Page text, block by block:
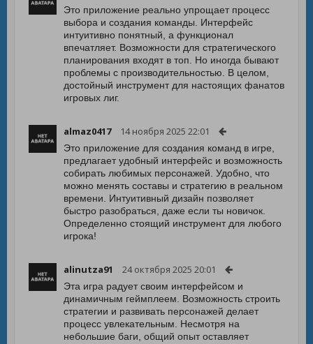
Это приложение реально упрощает процесс
выбора и создания команды. Интерфейс
интуитивно понятный, а функционал
впечатляет. Возможности для стратегического
планирования входят в топ. Но иногда бывают
проблемы с производительностью. В целом,
достойный инструмент для настоящих фанатов
игровых лиг.
almaz0417 14 ноября 2025 22:01
Это приложение для создания команд в игре,
предлагает удобный интерфейс и возможность
собирать любимых персонажей. Удобно, что
можно менять составы и стратегию в реальном
времени. Интуитивный дизайн позволяет
быстро разобраться, даже если ты новичок.
Определенно стоящий инструмент для любого
игрока!
alinutza91 24 октября 2025 20:01
Эта игра радует своим интерфейсом и
динамичным геймплеем. Возможность строить
стратегии и развивать персонажей делает
процесс увлекательным. Несмотря на
небольшие баги, общий опыт оставляет